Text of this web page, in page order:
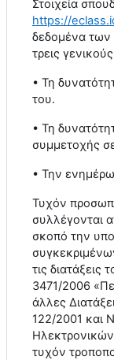
Στοιχεία
https://eclass.
δεδομένα των
τρεις
• Τη
του.
• Τη
συμμετοχής
• Την
Τυχόν
συλλέγονται
σκοπό την
τις
3471/2006
άλλες
122/2001 και
τυχόν